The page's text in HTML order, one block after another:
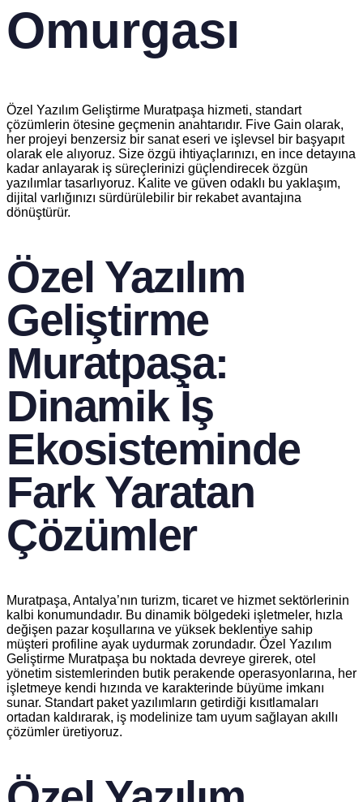
Omurgası
Özel Yazılım Geliştirme Muratpaşa hizmeti, standart
çözümlerin ötesine geçmenin anahtarıdır. Five Gain olarak,
her projeyi benzersiz bir sanat eseri ve işlevsel bir başyapıt
olarak ele alıyoruz. Size özgü ihtiyaçlarınızı, en ince detayına
kadar anlayarak iş süreçlerinizi güçlendirecek özgün
yazılımlar tasarlıyoruz. Kalite ve güven odaklı bu yaklaşım,
dijital varlığınızı sürdürülebilir bir rekabet avantajına
dönüştürür.
Özel Yazılım
Geliştirme
Muratpaşa:
Dinamik İş
Ekosisteminde
Fark Yaratan
Çözümler
Muratpaşa, Antalya’nın turizm, ticaret ve hizmet sektörlerinin
kalbi konumundadır. Bu dinamik bölgedeki işletmeler, hızla
değişen pazar koşullarına ve yüksek beklentiye sahip
müşteri profiline ayak uydurmak zorundadır. Özel Yazılım
Geliştirme Muratpaşa bu noktada devreye girerek, otel
yönetim sistemlerinden butik perakende operasyonlarına, her
işletmeye kendi hızında ve karakterinde büyüme imkanı
sunar. Standart paket yazılımların getirdiği kısıtlamaları
ortadan kaldırarak, iş modelinize tam uyum sağlayan akıllı
çözümler üretiyoruz.